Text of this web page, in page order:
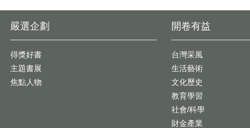
開卷有益
台灣采風
生活藝術
文化歷史
教育學習
社會/科學
財金產業
嚴選企劃
得獎好書
主題書展
焦點人物